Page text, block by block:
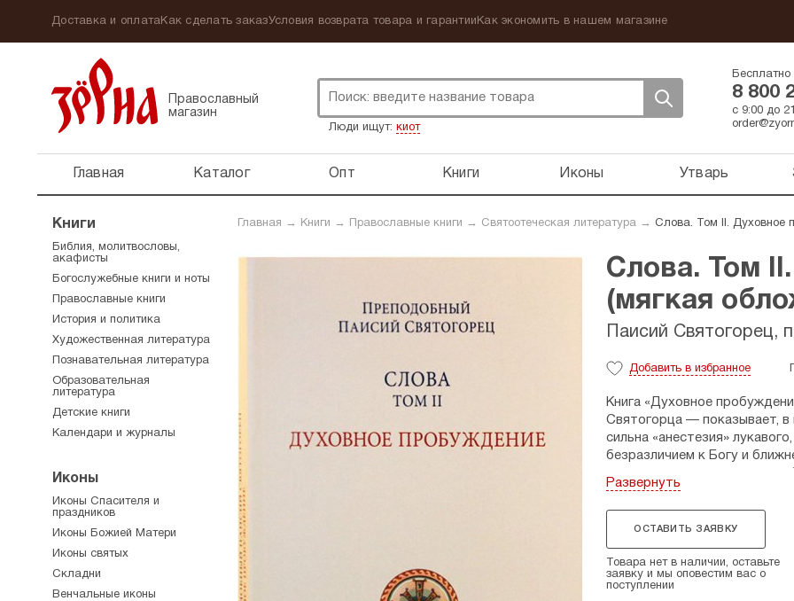
Доставка и оплатаКак сделать заказУсловия возврата товара и гарантии Как экономить в нашем магазине
Православный
магазин
Люди ищут: киот
Бесплатно
8 800
с 9:00 до
Главная Каталог Опт Книги Иконы Утварь
Главная → Книги → Православные книги → Святоотеческая литература → Слова. Том II. Духовное
Слова. Том
(мягкая
Паисий Святогорец,
Добавить в избранное
Книга «Духовное
Святогорца — показывает, в
сильна «анестезия»
безразличием к Богу и
необходимо много думать и
а оно приходит к тому, кто
Паисий, помогая своими
внимание обращает на
отдавать, потому что
В завершение старец Паисий
Развернуть
ОСТАВИТЬ ЗАЯВКУ
Товара нет в наличии, оставьте
заявку и мы оповестим вас о
поступлении
Книги
Библия, молитвословы,
акафисты
Богослужебные книги и ноты
Православные книги
История и политика
Художественная литература
Познавательная литература
Образовательная
литература
Детские книги
Календари и журналы
Иконы
Иконы Спасителя и
праздников
Иконы Божией Матери
Иконы святых
Складни
Венчальные иконы